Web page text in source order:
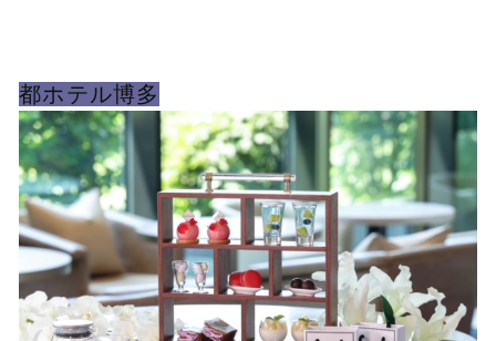
都ホテル博多